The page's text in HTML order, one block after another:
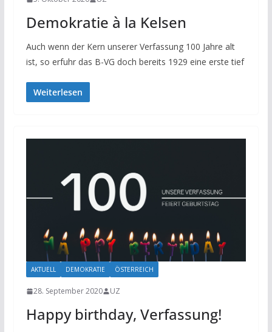
Demokratie à la Kelsen
Auch wenn der Kern unserer Verfassung 100 Jahre alt
ist, so erfuhr das B-VG doch bereits 1929 eine erste tief
Weiterlesen
AKTUELL DEMOKRATIE ÖSTERREICH
28. September 2020 UZ
Happy birthday, Verfassung!